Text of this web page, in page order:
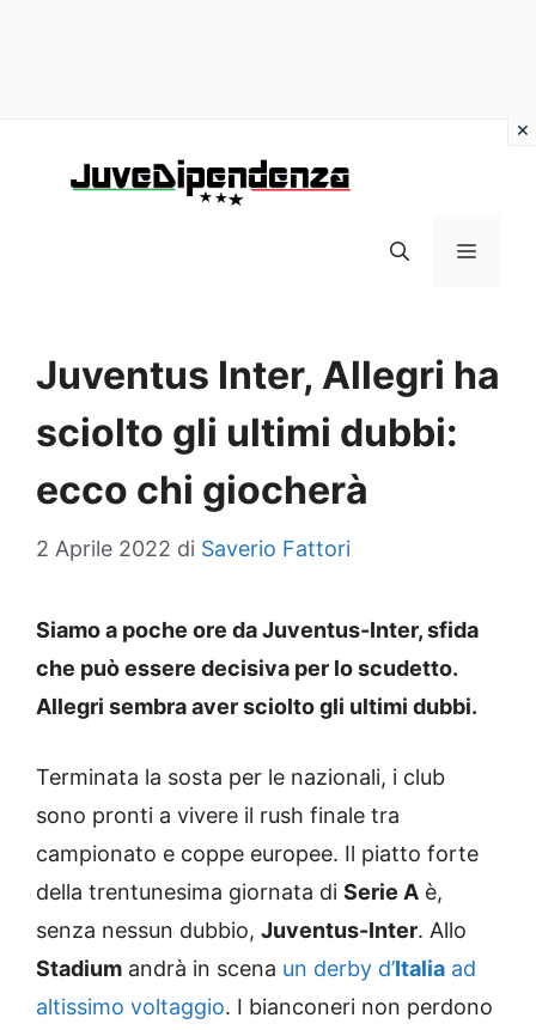
MENU
Juventus Inter, Allegri ha
sciolto gli ultimi dubbi:
ecco chi giocherà
2 Aprile 2022 di Saverio Fattori
Siamo a poche ore da Juventus-Inter, sfida
che può essere decisiva per lo scudetto.
Allegri sembra aver sciolto gli ultimi dubbi.
Terminata la sosta per le nazionali, i club
sono pronti a vivere il rush finale tra
campionato e coppe europee. Il piatto forte
della trentunesima giornata di Serie A è,
senza nessun dubbio, Juventus-Inter. Allo
Stadium andrà in scena un derby d’Italia ad
altissimo voltaggio. I bianconeri non perdono